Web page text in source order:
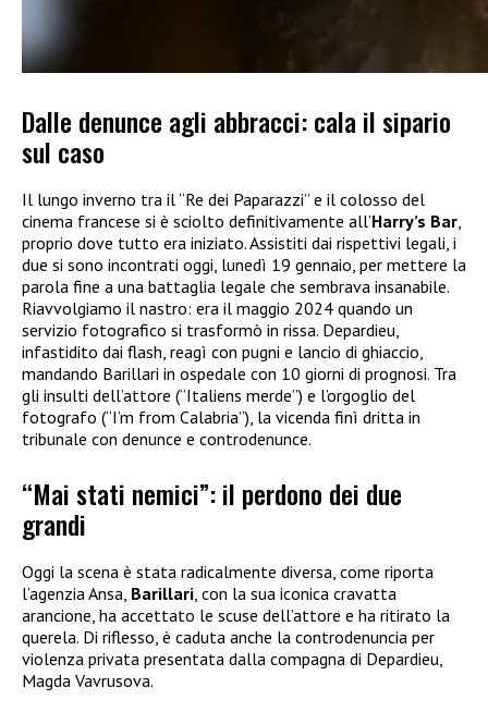
Dalle denunce agli abbracci: cala il sipario
sul caso
Il lungo inverno tra il “Re dei Paparazzi” e il colosso del
cinema francese si è sciolto definitivamente all’Harry’s Bar
proprio dove tutto era iniziato. Assistiti dai rispettivi legali, i
due si sono incontrati oggi, lunedì 19 gennaio, per mettere la
parola fine a una battaglia legale che sembrava insanabile.
Riavvolgiamo il nastro: era il maggio 2024 quando un
servizio fotografico si trasformò in rissa. Depardieu,
infastidito dai flash, reagì con pugni e lancio di ghiaccio,
mandando Barillari in ospedale con 10 giorni di prognosi. Tra
gli insulti dell’attore (“Italiens merde”) e l’orgoglio del
fotografo (“I’m from Calabria”), la vicenda finì dritta in
tribunale con denunce e controdenunce.
“Mai stati nemici”: il perdono dei due
grandi
Oggi la scena è stata radicalmente diversa, come riporta
l’agenzia Ansa, Barillari, con la sua iconica cravatta
arancione, ha accettato le scuse dell’attore e ha ritirato la
querela. Di riflesso, è caduta anche la controdenuncia per
violenza privata presentata dalla compagna di Depardieu,
Magda Vavrusova.